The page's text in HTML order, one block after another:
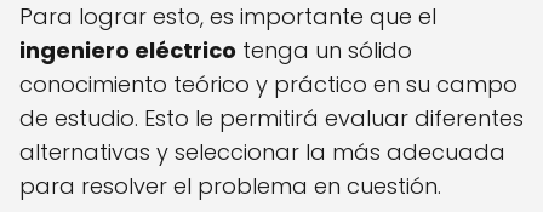
Para lograr esto, es importante que el
ingeniero eléctrico tenga un sólido
conocimiento teórico y práctico en su campo
de estudio. Esto le permitirá evaluar diferentes
alternativas y seleccionar la más adecuada
para resolver el problema en cuestión.